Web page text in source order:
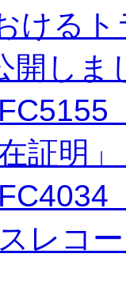
ける
開しま
証明
レコ